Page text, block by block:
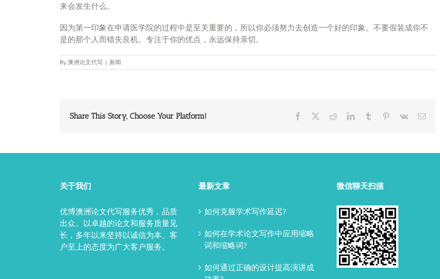
来会发生什么。
因为第一印象在申请医学院的过程中是至关重要的，所以你必须努力去创造一个好的印象。不要假装成你不
是的那个人而错失良机。专注于你的优点，永远保持亲切。
By 澳洲论文代写 | 新闻
Share This Story, Choose Your Platform! Facebook RedditLinkedInTumblr Pinterest
Vk Email
关于我们
优博澳洲论文代写服务优秀，品质
出众。以卓越的论文和服务质量见
长，多年以来坚持以诚信为本、客
户至上的态度为广大客户服务。
最新文章
如何克服学术写作延迟?
如何在学术论文写作中应用缩略
词和缩略词?
如何通过正确的设计提高演讲成
微信聊天扫描